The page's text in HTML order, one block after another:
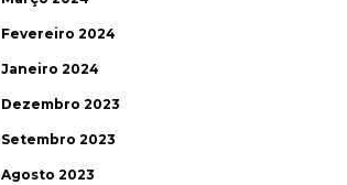
Fevereiro 2024
Janeiro 2024
Dezembro 2023
Setembro 2023
Agosto 2023